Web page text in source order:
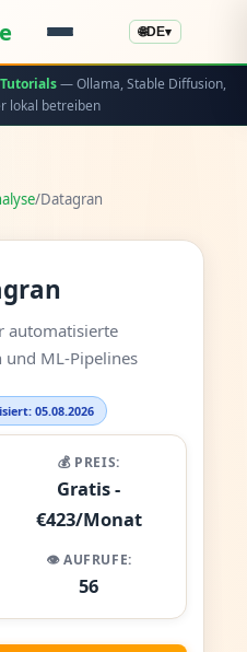
🌐DE▾
— Ollama, Stable Diffusion,
lokal betreiben
/Datagran
automatisierte
ML-Pipelines
05.08.2026
💰 PREIS:
Gratis -
€423/Monat
👁️ AUFRUFE:
56